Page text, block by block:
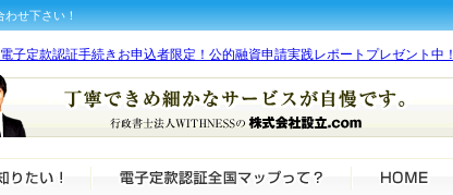
わせ下さい！
電子定款認証手続きお申込者限定！公的融資申請実践レポートプレゼント中！